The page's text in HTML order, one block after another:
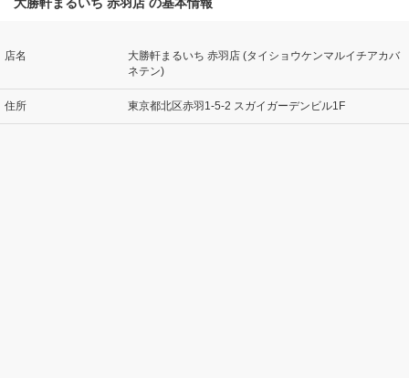
店名
大勝軒まるいち 赤羽店 (タイショウケンマルイチアカバ
ネテン)
住所 東京都北区赤羽1-5-2 スガイガーデンビル1F